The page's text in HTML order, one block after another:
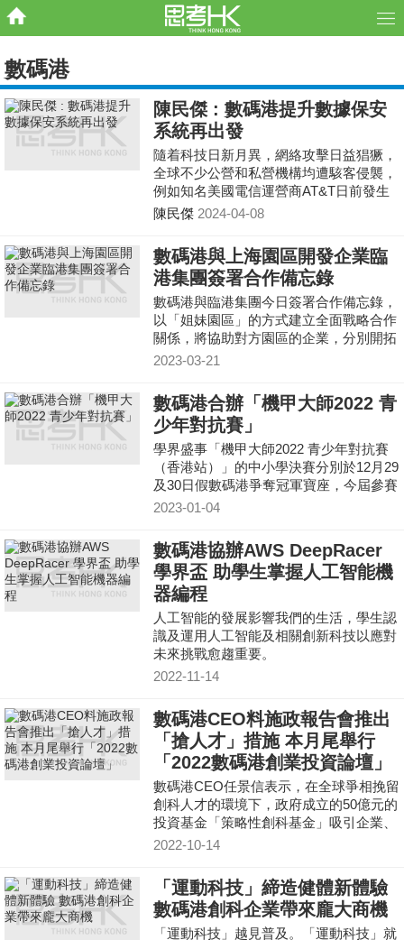
數碼港
陳民傑 : 數碼港提升數據保安
系統再出發
隨着科技日新月異，網絡攻擊日益猖獗，
全球不少公營和私營機構均遭駭客侵襲，
例如知名美國電信運營商AT&T日前發生
數據洩露事件，涉及約7,300萬客戶的數
陳民傑 2024-04-08
數碼港與上海園區開發企業臨
港集團簽署合作備忘錄
數碼港與臨港集團今日簽署合作備忘錄，
以「姐妹園區」的方式建立全面戰略合作
關係，將協助對方園區的企業，分別開拓
海外市場及內地市場。雙方亦會互相推薦
2023-03-21
數碼港合辦「機甲大師2022 青
少年對抗賽」
學界盛事「機甲大師2022 青少年對抗賽
（香港站）」的中小學決賽分別於12月29
及30日假數碼港爭奪冠軍寶座，今屆參賽
的學校數目較上屆96間學校大幅增加，一
2023-01-04
數碼港協辦AWS DeepRacer
學界盃 助學生掌握人工智能機
器編程
人工智能的發展影響我們的生活，學生認
識及運用人工智能及相關創新科技以應對
未來挑戰愈趨重要。
2022-11-14
數碼港CEO料施政報告會推出
「搶人才」措施 本月尾舉行
「2022數碼港創業投資論壇」
數碼港CEO任景信表示，在全球爭相挽留
創科人才的環境下，政府成立的50億元的
投資基金「策略性創科基金」吸引企業、
人才留港，同時相信政府在即將發佈的施
2022-10-14
「運動科技」締造健體新體驗
數碼港創科企業帶來龐大商機
「運動科技」越見普及。「運動科技」就